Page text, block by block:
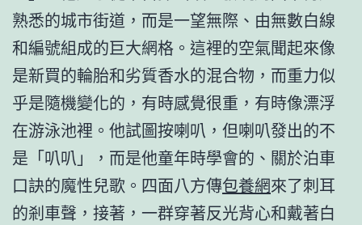
熟悉的城市街道，而是一望無際、由無數白線
和編號組成的巨大網格。這裡的空氣聞起來像
是新買的輪胎和劣質香水的混合物，而重力似
乎是隨機變化的，有時感覺很重，有時像漂浮
在游泳池裡。他試圖按喇叭，但喇叭發出的不
是「叭叭」，而是他童年時學會的、關於泊車
口訣的魔性兒歌。四面八方傳包養網來了刺耳
的剎車聲，接著，一群穿著反光背心和戴著白